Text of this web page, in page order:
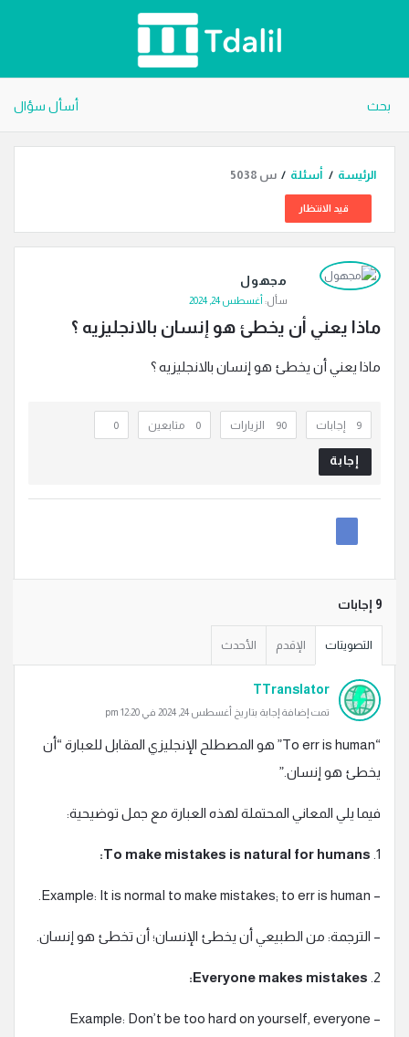
الترجمة
بحث أسأل سؤال
الرئيسة / أسئلة / س 5038
قيد الانتظار
دليل
الترجمة
أسئلة
مجهول
سأل: أغسطس 24, 2024
ماذا يعني أن يخطئ هو إنسان بالانجليزيه ؟
ماذا يعني أن يخطئ هو إنسان بالانجليزيه ؟
‫9 إجابات 90 الزيارات 0 متابعين 0
إجابة
‫9 إجابات
التصويتات الإقدم الأحدث
TTranslator
تمت إضافة إجابة بتاريخ أغسطس 24, 2024 في 12:20 pm
“To err is human” هو المصطلح الإنجليزي المقابل للعبارة “أن
يخطئ هو إنسان.”
فيما يلي المعاني المحتملة لهذه العبارة مع جمل توضيحية:
1.
To make mistakes is natural for humans:
– Example: It is normal to make mistakes; to err is human.
– الترجمة: من الطبيعي أن يخطئ الإنسان؛ أن تخطئ هو إنسان.
2.
Everyone makes mistakes:
– Example: Don’t be too hard on yourself, everyone